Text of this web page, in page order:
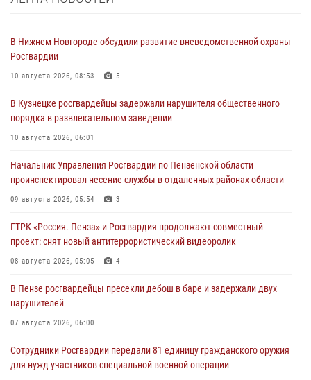
В Нижнем Новгороде обсудили развитие вневедомственной охраны
Росгвардии
10 августа 2026, 08:53 5
В Кузнецке росгвардейцы задержали нарушителя общественного
порядка в развлекательном заведении
10 августа 2026, 06:01
Начальник Управления Росгвардии по Пензенской области
проинспектировал несение службы в отдаленных районах области
09 августа 2026, 05:54 3
ГТРК «Россия. Пенза» и Росгвардия продолжают совместный
проект: снят новый антитеррористический видеоролик
08 августа 2026, 05:05 4
В Пензе росгвардейцы пресекли дебош в баре и задержали двух
нарушителей
07 августа 2026, 06:00
Сотрудники Росгвардии передали 81 единицу гражданского оружия
для нужд участников специальной военной операции